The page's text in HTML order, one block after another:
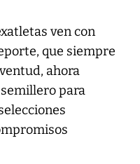
ven con
que siempre
ahora
para